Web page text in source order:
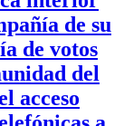
de su
de votos
del
acceso